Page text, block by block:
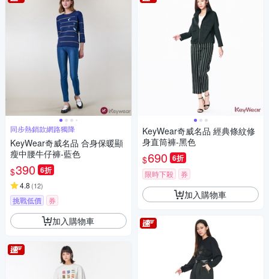
同步熱銷款網路獨降
KeyWear奇威名品 合身保暖顯
瘦中腰牛仔褲-藍色
$390 6折
4.8 (12)
挑戰低價 券
加入購物車
KeyWear奇威名品 經典條紋修
身直筒褲-黑色
$690 6折
限時下殺 券
加入購物車